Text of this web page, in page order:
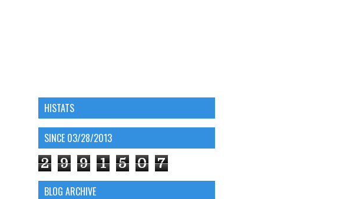
HISTATS
SINCE 03/28/2013
2 9 9 1 5 0 7
BLOG ARCHIVE